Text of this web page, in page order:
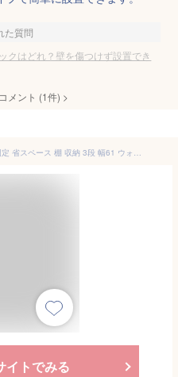
た質問
クはどれ？壁を傷つけず設置でき
メント (1件) >
突っ張り収納 つっぱり収納 簡単固定 省スペース 棚 収納 3段 幅61 ウォールラック ウォールシェルフ 隙間収納 キャスター付き 洗濯機 ランドリーラック 洗面所 収納 収納棚 キッチンラック キッチン棚 防水パン ラック 洗濯機ラック ランドリー収納 洗面所 カリエ ドリス
イトでみる